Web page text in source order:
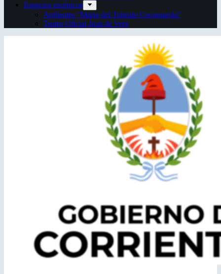
Espacios escénicos
Anfiteatro “Mario del Tránsito Cocomarola”
Teatro Oficial Juan de Vera